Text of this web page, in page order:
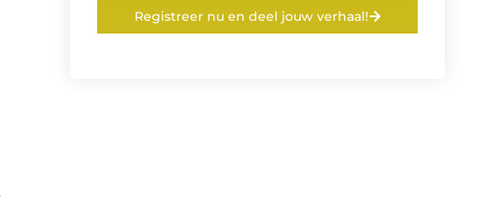
Registreer nu en deel jouw verhaal!